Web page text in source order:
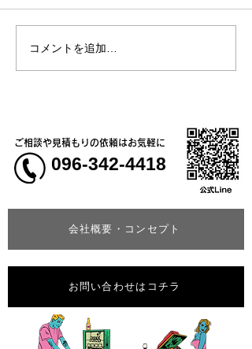
熊本地震明けの営業につ
いてのお知らせ
コメントを追加…
会社概要・コンセプト
ご相談や見積もりの依頼はお気軽に
096-342-4418
お問い合わせはコチラ